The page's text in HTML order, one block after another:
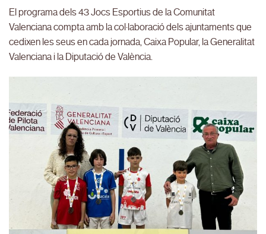
El programa dels 43 Jocs Esportius de la Comunitat
Valenciana compta amb la col·laboració dels ajuntaments que
cedixen les seus en cada jornada, Caixa Popular, la Generalitat
Valenciana i la Diputació de València.